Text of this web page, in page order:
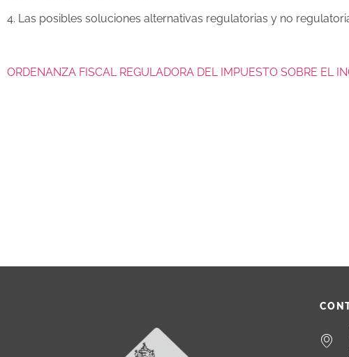
4. Las posibles soluciones alternativas regulatorias y no
ORDENANZA FISCAL REGULADORA DEL IMPUESTO SOBRE EL